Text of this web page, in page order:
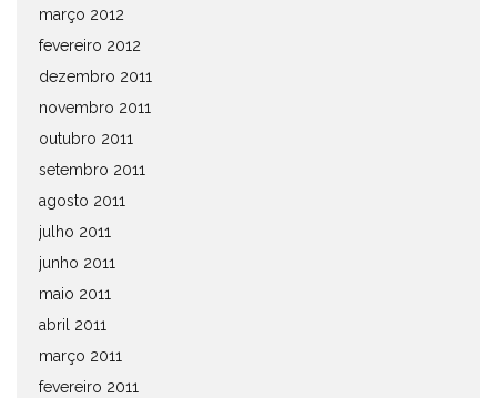
março 2012
fevereiro 2012
dezembro 2011
novembro 2011
outubro 2011
setembro 2011
agosto 2011
julho 2011
junho 2011
maio 2011
abril 2011
março 2011
fevereiro 2011